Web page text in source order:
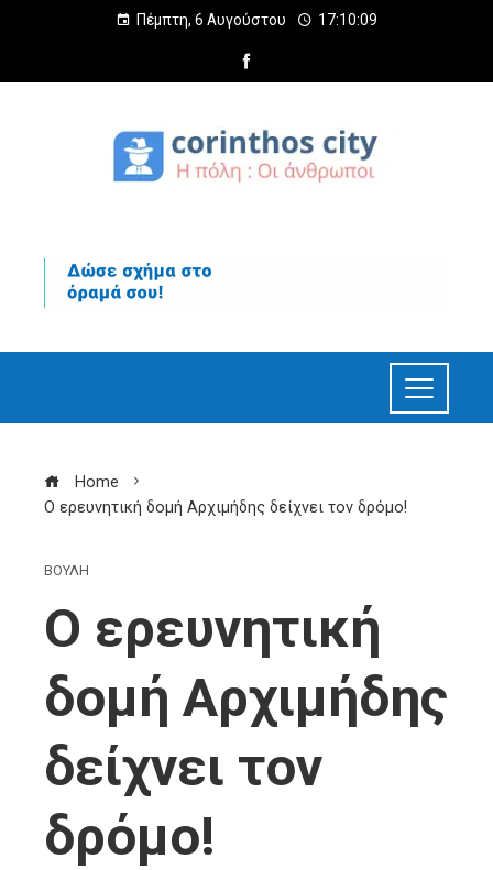
Πέμπτη, 6 Αυγούστου 17:10:11
Home
Ο ερευνητική δομή Αρχιμήδης δείχνει τον δρόμο!
ΒΟΥΛΗ
Ο ερευνητική
δομή Αρχιμήδης
δείχνει τον
δρόμο!